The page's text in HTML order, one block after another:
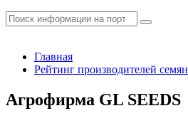
Главная
Рейтинг производителей семян
Агрофирма GL SEEDS